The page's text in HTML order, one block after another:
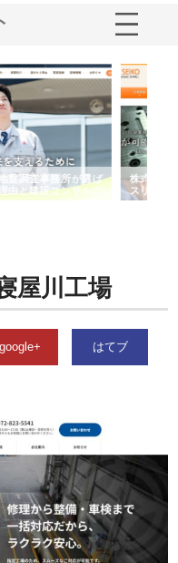
有限会社エム・ビルドが南多摩
で選ばれる道路舗装と土木工事
の実力
屋川工場
google+ はてブ